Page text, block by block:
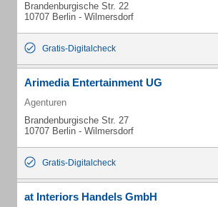
Brandenburgische Str. 22
10707 Berlin - Wilmersdorf
Gratis-Digitalcheck
Arimedia Entertainment UG
Agenturen
Brandenburgische Str. 27
10707 Berlin - Wilmersdorf
Gratis-Digitalcheck
at Interiors Handels GmbH